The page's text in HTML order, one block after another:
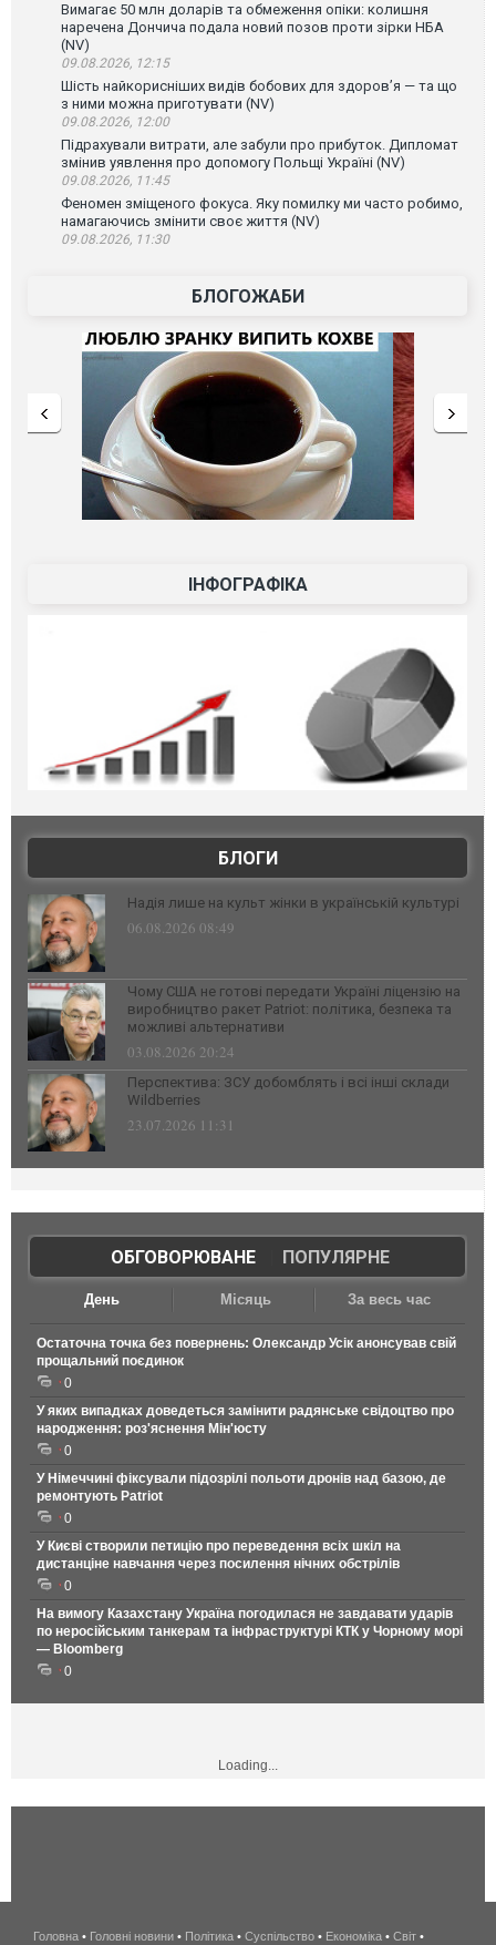
Вимагає 50 млн доларів та обмеження опіки: колишня
наречена Дончича подала новий позов проти зірки НБА
(NV)
09.08.2026, 12:15
Шість найкорисніших видів бобових для здоров’я — та що
з ними можна приготувати (NV)
09.08.2026, 12:00
Підрахували витрати, але забули про прибуток. Дипломат
змінив уявлення про допомогу Польщі Україні (NV)
09.08.2026, 11:45
Феномен зміщеного фокуса. Яку помилку ми часто робимо,
намагаючись змінити своє життя (NV)
09.08.2026, 11:30
БЛОГОЖАБИ
ІНФОГРАФІКА
БЛОГИ
Надія лише на культ жінки в українській культурі
06.08.2026 08:49
Чому США не готові передати Україні ліцензію на
виробництво ракет Patriot: політика, безпека та
можливі альтернативи
03.08.2026 20:24
Перспектива: ЗСУ добомблять і всі інші склади
Wildberries
23.07.2026 11:31
ОБГОВОРЮВАНЕ| ПОПУЛЯРНЕ
День Місяць За весь час
Остаточна точка без повернень: Олександр Усік анонсував свій
прощальний поєдинок
0
У яких випадках доведеться замінити радянське свідоцтво про
народження: роз'яснення Мін'юсту
0
У Німеччині фіксували підозрілі польоти дронів над базою, де
ремонтують Patriot
0
У Києві створили петицію про переведення всіх шкіл на
дистанціне навчання через посилення нічних обстрілів
0
На вимогу Казахстану Україна погодилася не завдавати ударів
по неросійським танкерам та інфраструктурі КТК у Чорному морі
— Bloomberg
0
Loading...
беспроводной
Головна • Головні новини • Політика • Суспільство • Економіка • Світ •